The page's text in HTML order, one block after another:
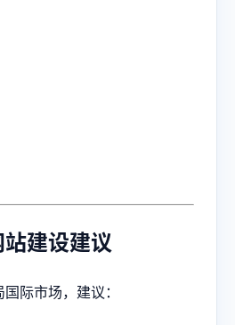
建设建议
际市场，建议：